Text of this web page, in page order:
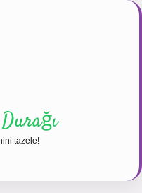
tazele!